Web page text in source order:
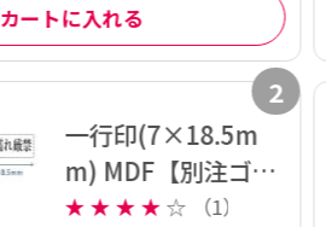
カートに入れる
2
一行印(7×18.5m
m) MDF【別注ゴム
印】ヨコ型
★ ★ ★ ★ ☆ （1）